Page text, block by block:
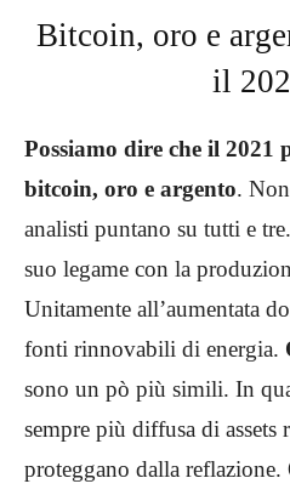
Bitcoin, oro e
il
Possiamo dire che il 2021
bitcoin, oro e argento.
analisti puntano su tutti e tre.
suo legame con la
Unitamente all’aumentata
fonti rinnovabili di energia.
sono un pò più simili. In
sempre più diffusa di assets
proteggano dalla